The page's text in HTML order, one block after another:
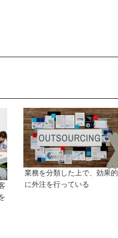
業務を分類した上で、効果的
に外注を行っている